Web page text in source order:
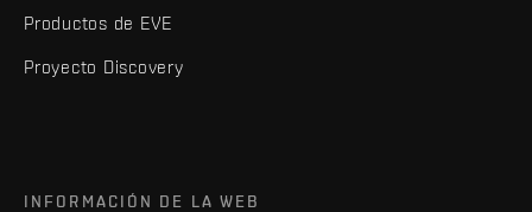
Productos de EVE
Proyecto Discovery
INFORMACIÓN DE LA WEB